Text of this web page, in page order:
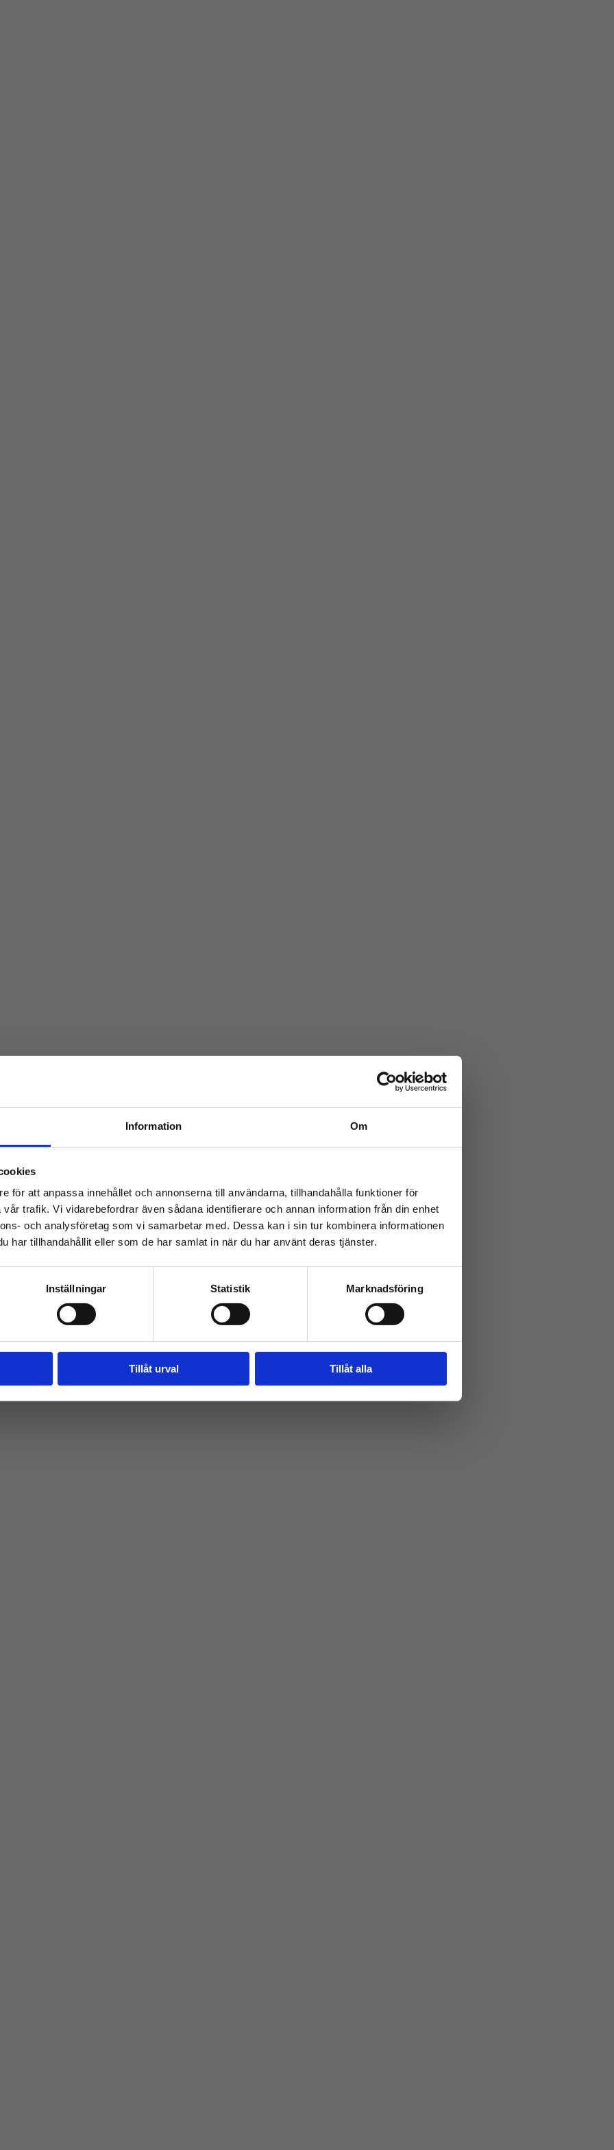
Information Om
för att anpassa innehållet och annonserna till användarna, tillhandahålla funktioner för
trafik. Vi vidarebefordrar även sådana identifierare och annan information från din enhet
och analysföretag som vi samarbetar med. Dessa kan i sin tur kombinera informationen
har tillhandahållit eller som de har samlat in när du har använt deras tjänster.
Inställningar Statistik Marknadsföring
Tillåt urval Tillåt alla
Haga ROT
Entreprenad för ditt
byggprojekt
kräver både kunskap och rätt partner. På Haga ROT har vi
i över 30 år. Vi utgår från Norrköping och Linköping, men tar
Östergötland och Sverige. För oss handlar entreprenad om att förenkla
byggprocessen för dig som kund.
011 – 12 61 52 Kontakta oss